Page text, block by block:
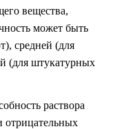
вещества,
может быть
средней (для
(для штукатурных
раствора
отрицательных